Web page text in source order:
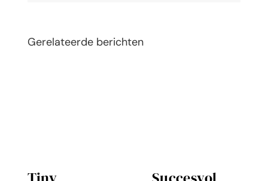
Gerelateerde berichten